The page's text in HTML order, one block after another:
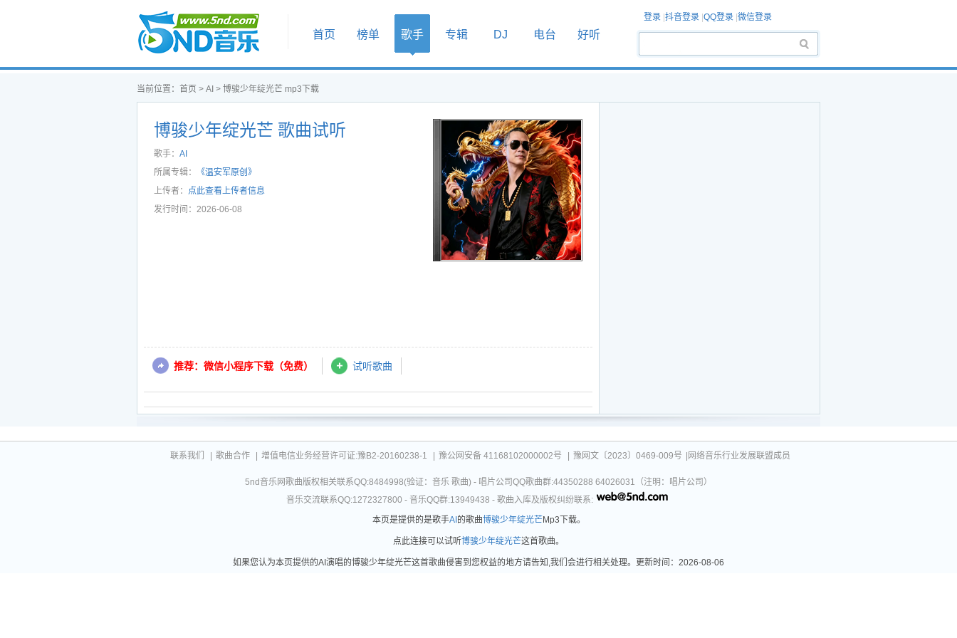
首页
首页 榜单 歌手 专辑 DJ 电台 好听
登录 抖音登录 QQ登录 微信登录
当前位置： 首页 > AI > 博骏少年绽光芒 mp3下载
博骏少年绽光芒 歌曲试听
歌手： AI
所属专辑：
《温安军原创》
上传者： 点此查看上传者信息
发行时间：2026-06-08
推荐：微信小程序下载（免费） 试听歌曲
联系我们 歌曲合作 增值电信业务经营许可证:豫B2-20160238-1 豫公网安备 41168102000002号 豫网文〔2023〕0469-009号 |网络音乐行业发展联盟成员
5nd音乐网歌曲版权相关联系QQ:8484998(验证：音乐 歌曲) - 唱片公司QQ歌曲群:44350288 64026031（注明：唱片公司）
音乐交流联系QQ:1272327800 - 音乐QQ群:13949438 - 歌曲入库及版权纠纷联系:
本页是提供的是歌手AI 的歌曲博骏少年绽光芒 Mp3下载。
点此连接可以试听博骏少年绽光芒这首歌曲。
如果您认为本页提供的AI演唱的博骏少年绽光芒这首歌曲侵害到您权益的地方请告知,我们会进行相关处理。更新时间：2026-08-06